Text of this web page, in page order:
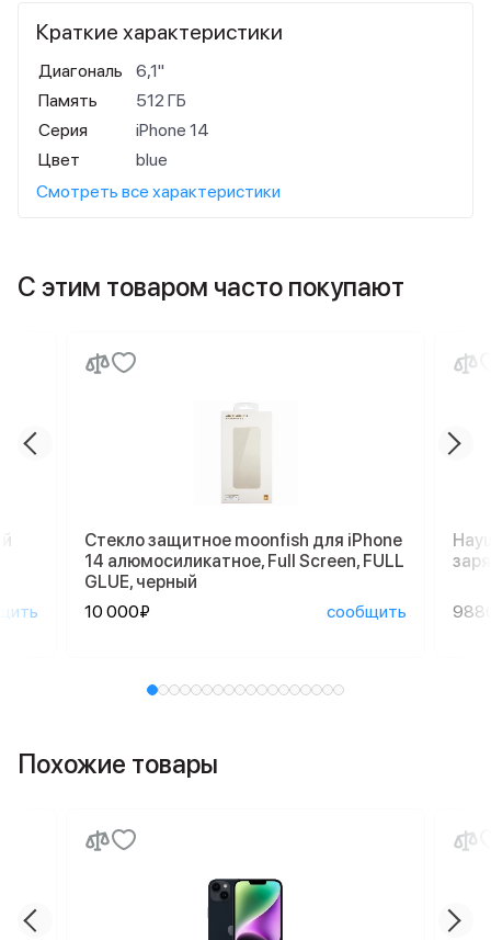
Краткие характеристики
Диагональ
6,1"
Память
512 ГБ
Серия
iPhone 14
Цвет
blue
Смотреть все характеристики
С этим товаром часто покупают
Стекло защитное moonfish для iPhone
14 алюмосиликатное, Full Screen, FULL
GLUE, черный
10 000₽
сообщить
Похожие товары